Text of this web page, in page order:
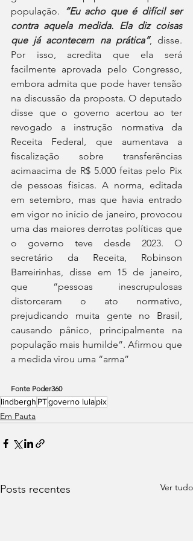
população.
“Eu acho que é difícil ser
contra aquela medida. Ela diz coisas
que já acontecem na prática”, disse.
Por isso, acredita que ela será
facilmente aprovada pelo Congresso,
embora admita que pode haver tensão
na discussão da proposta. O deputado
disse que o governo acertou ao ter
revogado a instrução normativa da
Receita Federal, que aumentava a
fiscalização sobre transferências
acimaacima de R$ 5.000 feitas pelo Pix
de pessoas físicas. A norma, editada
em setembro, mas que havia entrado
em vigor no início de janeiro, provocou
uma das maiores derrotas políticas que
o governo teve desde 2023. O
secretário da Receita, Robinson
Barreirinhas, disse em 15 de janeiro,
que “pessoas inescrupulosas
distorceram o ato normativo,
prejudicando muita gente no Brasil,
causando pânico, principalmente na
população mais humilde”. Afirmou que
a medida virou uma “arma”
Fonte Poder360
lindbergh PTgoverno lulapix
Em Pauta
Posts recentes Ver tudo